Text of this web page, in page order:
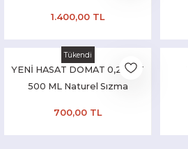
1.400,00 TL
Tükendi
YENİ HASAT DOMAT 0,2 ASİT
500 ML Naturel Sızma
Ekim 2025)
700,00 TL